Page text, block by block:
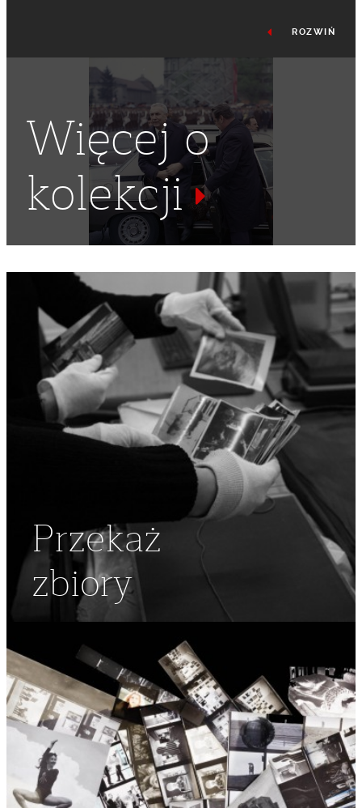
ZWIĄZEK RADZIECKI ,LATA 60 MUNDUR MUNDURY
APARAT FOTOGRAFICZNY
KOSMONAUTYKA
KOSMOSU,RADZIECCY KOSMONAUCI ,SOWIECCY
,RADZIECKI KOSMONAUTA,
WYŚCIG DO GWIAZD
MUNDUR WOJSKOWY
WIECEPREMIER
ROZWIŃ
Więcej o
kolekcji
Przekaż
zbiory